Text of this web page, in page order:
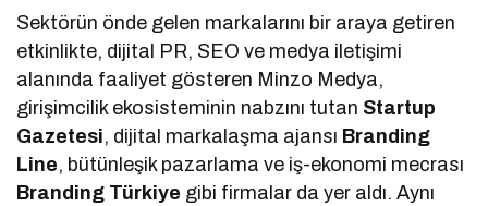
Sektörün önde gelen markalarını bir araya getiren
etkinlikte, dijital PR, SEO ve medya iletişimi
alanında faaliyet gösteren Minzo Medya,
girişimcilik ekosisteminin nabzını tutan Startup
Gazetesi, dijital markalaşma ajansı Branding
Line, bütünleşik pazarlama ve iş-ekonomi mecrası
Branding Türkiye gibi firmalar da yer aldı. Aynı